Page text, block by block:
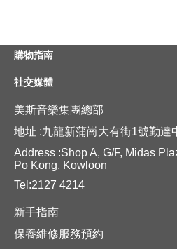
購物指南
社交媒體
美斯音樂集團總部
地址 :九龍新蒲崗大有街1號勤達
Address :Shop A, G/F, Midas
Po Kong, Kowloon
Tel:2127 4214
新手指南
保養維修服務預約